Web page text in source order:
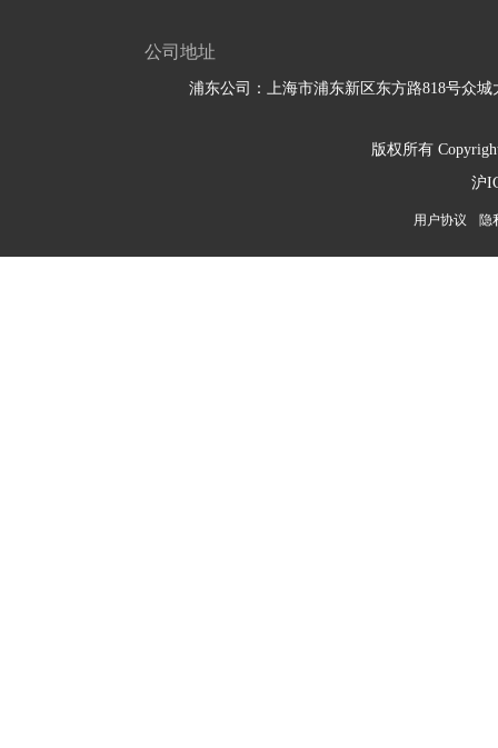
公司地址
浦东公司：上海市浦东新区东方路818号众城
版权所有
沪
用户协议 隐